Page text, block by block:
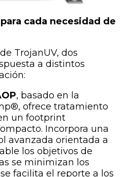
cada necesidad de
TrojanUV, dos
a distintos
, basado en la
ofrece tratamiento
un footprint
Incorpora una
avanzada orientada a
los objetivos de
se minimizan los
facilita el reporte a los